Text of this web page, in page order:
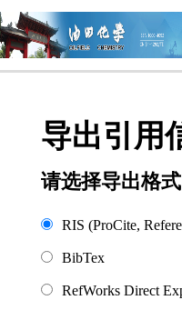
导出引用
请选择导出格式
RIS (ProCite,
BibTex
RefWorks Direct